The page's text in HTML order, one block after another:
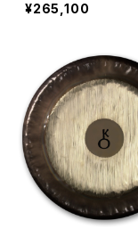
¥265,100